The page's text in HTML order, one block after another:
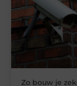
Zo bouw je